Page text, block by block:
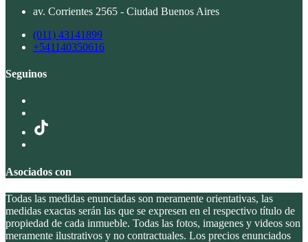
av. Corrientes 2565 - Ciudad Buenos Aires
(011) 43141899
+541140350616
Seguinos
Asociados con
Todas las medidas enunciadas son meramente orientativas, las
medidas exactas serán las que se expresen en el respectivo título de
propiedad de cada inmueble. Todas las fotos, imagenes y videos son
meramente ilustrativos y no contractuales. Los precios enunciados